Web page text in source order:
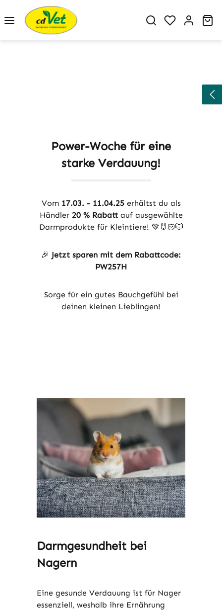
Zum Hauptinhalt springen
Du hast 0
Power-Woche für eine
starke Verdauung!
Vom 17.03. - 11.04.25erhältst du als
Händler 20 % Rabattauf ausgewählte
Darmprodukte für Kleintiere! 💚🐰🐹🐭
🎉 Jetzt sparen mit dem Rabattcode:
PW257H
Sorge für ein gutes Bauchgefühl bei
deinen kleinen Lieblingen!
Darmgesundheit bei
Nagern
Eine gesunde Verdauung ist für Nager
essenziell, weshalb ihre Ernährung